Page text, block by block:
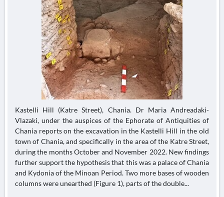
Kastelli Hill (Katre Street), Chania. Dr Maria Andreadaki-
Vlazaki, under the auspices of the Ephorate of Antiquities of
Chania reports on the excavation in the Kastelli Hill in the old
town of Chania, and specifically in the area of the Katre Street,
during the months October and November 2022. New findings
further support the hypothesis that this was a palace of Chania
and Kydonia of the Minoan Period. Two more bases of wooden
columns were unearthed (Figure 1), parts of the double...